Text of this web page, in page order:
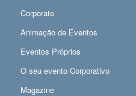
Corporate
Animação de Eventos
Eventos Próprios
O seu evento Corporativo
Magazine